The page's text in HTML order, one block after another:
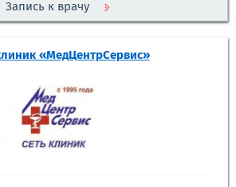
Запись к врачу
«МедЦентрСервис»